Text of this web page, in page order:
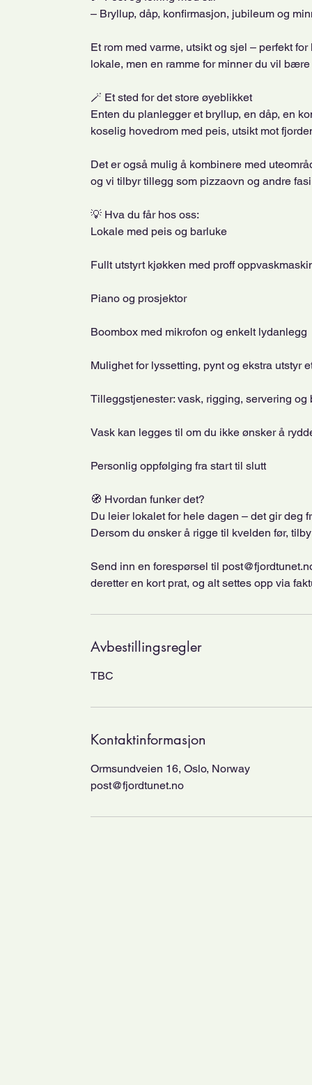
– Bryllup, dåp, konfirmasjon, jubileum og
Et rom med varme, utsikt og sjel – perfekt
lokale, men en ramme for minner du vil
🪄 Et sted for det store øyeblikket
Enten du planlegger et bryllup, en dåp, en
koselig hovedrom med peis, utsikt mot
Det er også mulig å kombinere med
og vi tilbyr tillegg som pizzaovn og andre
💡 Hva du får hos oss:
Lokale med peis og barluke
Fullt utstyrt kjøkken med proff
Piano og prosjektor
Boombox med mikrofon og enkelt lydanlegg
Mulighet for lyssetting, pynt og ekstra utstyr
Tilleggstjenester: vask, rigging, servering og
Vask kan legges til om du ikke ønsker å
Personlig oppfølging fra start til slutt
🧭 Hvordan funker det?
Du leier lokalet for hele dagen – det gir deg
Dersom du ønsker å rigge til kvelden før,
Send inn en forespørsel til
deretter en kort prat, og alt settes opp via
Avbestillingsregler
TBC
Kontaktinformasjon
Ormsundveien 16, Oslo, Norway
post@fjordtunet.no